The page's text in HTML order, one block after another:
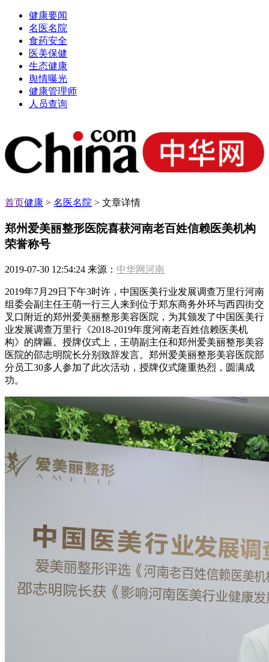
健康要闻
名医名院
食药安全
医美保健
生态健康
舆情曝光
健康管理师
人员查询
首页健康 > 名医名院 > 文章详情
郑州爱美丽整形医院喜获河南老百姓信赖医美机构
荣誉称号
2019-07-30 12:54:24 来源： 中华网河南
2019年7月29日下午3时许，中国医美行业发展调查万里行河南
组委会副主任王萌一行三人来到位于郑东商务外环与西四街交
叉口附近的郑州爱美丽整形美容医院，为其颁发了中国医美行
业发展调查万里行《2018-2019年度河南老百姓信赖医美机
构》的牌匾。授牌仪式上，王萌副主任和郑州爱美丽整形美容
医院的邵志明院长分别致辞发言。郑州爱美丽整形美容医院部
分员工30多人参加了此次活动，授牌仪式隆重热烈，圆满成
功。